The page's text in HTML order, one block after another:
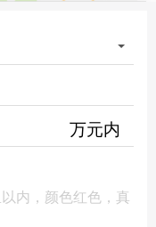
万元内